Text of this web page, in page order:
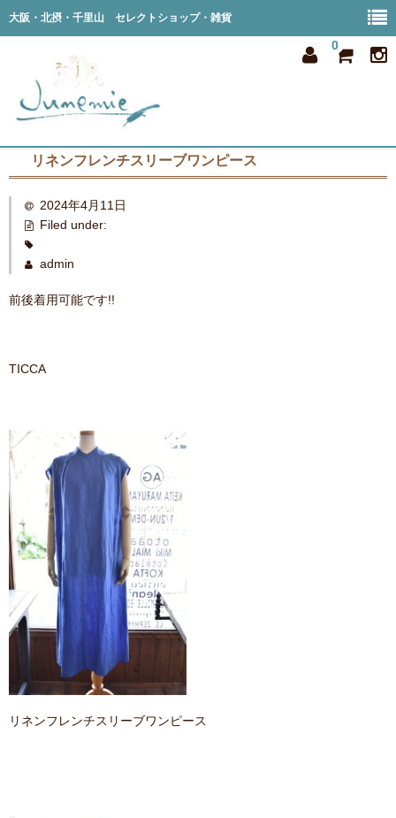
大阪・北摂・千里山 セレクトショップ・雑貨
0
home
all item
member
contact
リネンフレンチスリーブワンピース
2024年4月11日
Filed under:
admin
前後着用可能です!!
TICCA
リネンフレンチスリーブワンピース